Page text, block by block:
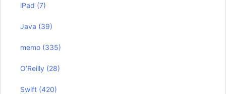
iPad (7)
Java (39)
memo (335)
O’Reilly (28)
Swift (420)